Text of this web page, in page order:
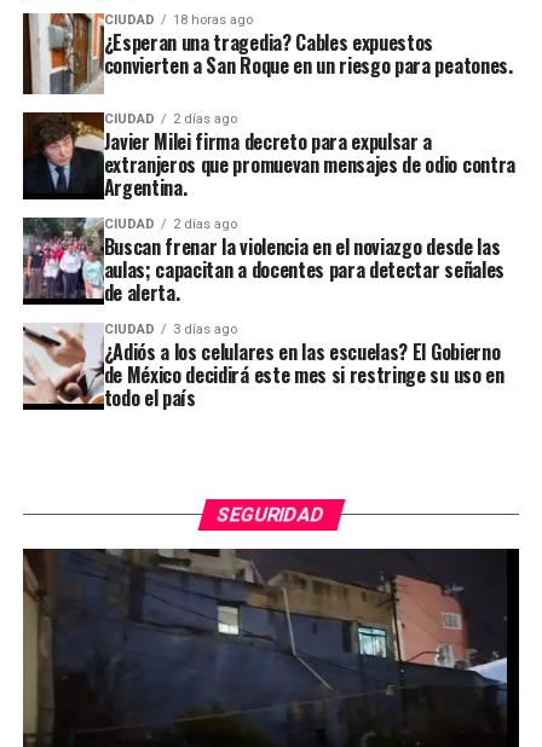
CIUDAD 18 horas ago
¿Esperan una tragedia? Cables expuestos
convierten a San Roque en un riesgo para peatones.
CIUDAD 2 días ago
Javier Milei firma decreto para expulsar a
extranjeros que promuevan mensajes de odio contra
Argentina.
CIUDAD 2 días ago
Buscan frenar la violencia en el noviazgo desde las
aulas; capacitan a docentes para detectar señales
de alerta.
CIUDAD 3 días ago
¿Adiós a los celulares en las escuelas? El Gobierno
de México decidirá este mes si restringe su uso en
todo el país
SEGURIDAD